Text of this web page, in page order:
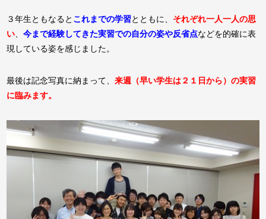
３年生ともなると これまでの学習とともに、 それぞれ一人一人の思
い 、今まで経験してきた実習での自分の姿や反省点などを的確に表
現している姿を感じました。
最後は記念写真に納まって、来週（早い学生は２１日から）の実習
に臨みます。